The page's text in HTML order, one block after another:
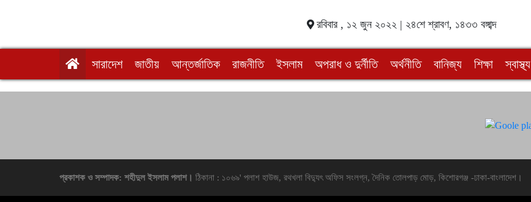
রবিবার , ১২ জুন ২০২২ | ২৪শে শ্রাবণ, ১৪৩৩ বঙ্গাব্দ
সারাদেশ জাতীয় আন্তর্জাতিক রাজনীতি ইসলাম অপরাধ ও দুর্নীতি অর্থনীতি বানিজ্য শিক্ষা স্বাস্থ্য
প্রকাশক ও সম্পাদক: শহীদুল ইসলাম পলাশ। ঠিকানা : ১০৬৯' পলাশ হাউজ, রথখলা বিদ্যুৎ অফিস সংলগ্ন, দৈনিক তোলপাড় মোড়, কিশোরগঞ্জ -ঢাকা-বাংলাদেশ।